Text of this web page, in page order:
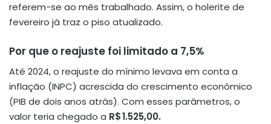
referem-se ao mês trabalhado. Assim, o holerite de
fevereiro já traz o piso atualizado.
Por que o reajuste foi limitado a 7,5%
Até 2024, o reajuste do mínimo levava em conta a
inflação (INPC) acrescida do crescimento econômico
(PIB de dois anos atrás). Com esses parâmetros, o
valor teria chegado a R$ 1.525,00.